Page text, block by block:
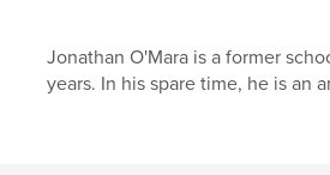
Jonathan O'Mara is a former
years. In his spare time, he is an